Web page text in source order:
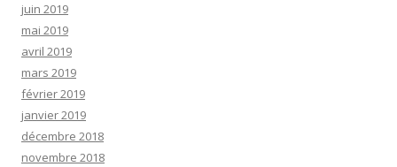
juin 2019
mai 2019
avril 2019
mars 2019
février 2019
janvier 2019
décembre 2018
novembre 2018